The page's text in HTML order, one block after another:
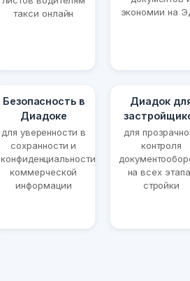
такси онлайн
экономии на
Безопасность в
Диадоке
для уверенности в
сохранности и
конфиденциальности
коммерческой
информации
Диадок
для
контроля
на всех
стройки